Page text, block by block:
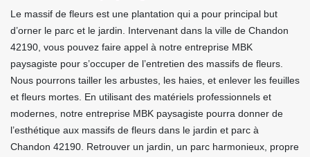
Le massif de fleurs est une plantation qui a pour principal but
d’orner le parc et le jardin. Intervenant dans la ville de Chandon
42190, vous pouvez faire appel à notre entreprise MBK
paysagiste pour s’occuper de l’entretien des massifs de fleurs.
Nous pourrons tailler les arbustes, les haies, et enlever les feuilles
et fleurs mortes. En utilisant des matériels professionnels et
modernes, notre entreprise MBK paysagiste pourra donner de
l’esthétique aux massifs de fleurs dans le jardin et parc à
Chandon 42190. Retrouver un jardin, un parc harmonieux, propre